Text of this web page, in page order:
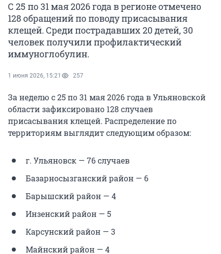
С 25 по 31 мая 2026 года в регионе отмечено
128 обращений по поводу присасывания
клещей. Среди пострадавших 20 детей, 30
человек получили профилактический
иммуноглобулин.
1 июня 2026, 15:21 257
За неделю с 25 по 31 мая 2026 года в Ульяновской
области зафиксировано 128 случаев
присасывания клещей. Распределение по
территориям выглядит следующим образом:
г. Ульяновск — 76 случаев
Базарносызганский район — 6
Барышский район — 4
Инзенский район — 5
Карсунский район — 3
Майнский район — 4